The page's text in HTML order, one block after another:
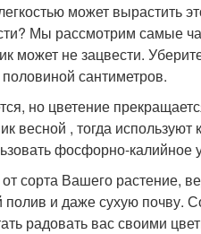
может вырастить
Мы рассмотрим самые
может не зацвести.
сантиметров.
но цветение
весной , тогда используют
фосфорно-калийное
сорта Вашего растение,
и даже сухую почву.
радовать вас своими